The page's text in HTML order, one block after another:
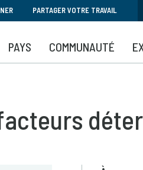
PARTAGER VOTRE TRAVAIL
PAYS COMMUNAUTÉ